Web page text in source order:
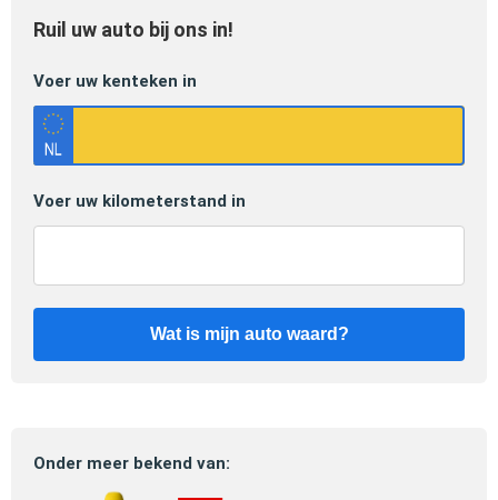
Ruil uw auto bij ons in!
Voer uw kenteken in
Voer uw kilometerstand in
Wat is mijn auto waard?
Onder meer bekend van: